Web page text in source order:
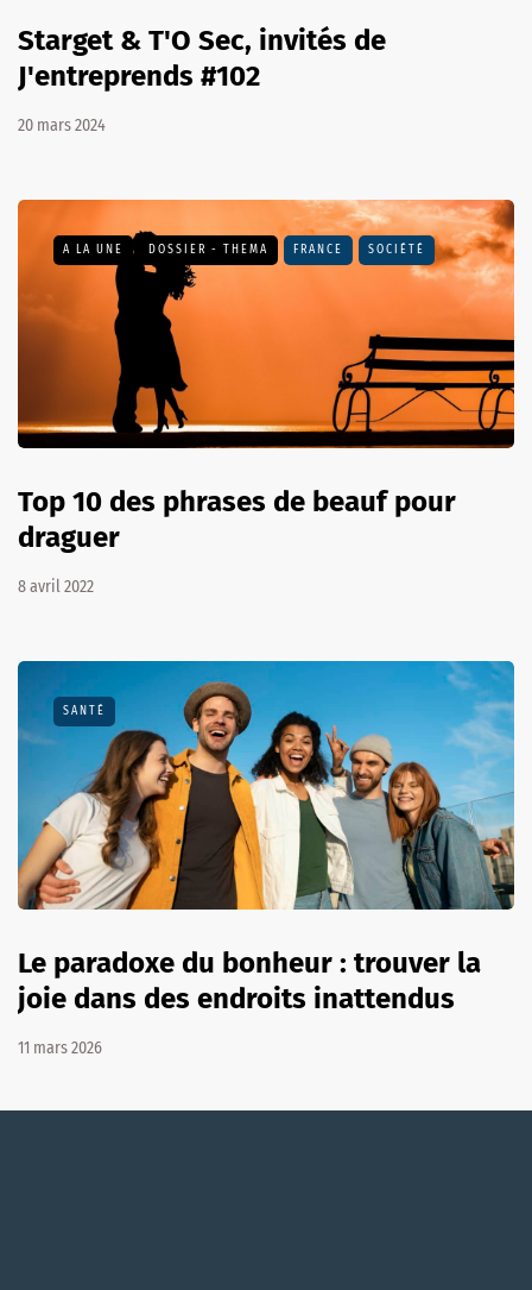
Starget & T'O Sec, invités de
J'entreprends #102
20 mars 2024
A LA UNE DOSSIER - THEMA FRANCE SOCIÉTÉ
Top 10 des phrases de beauf pour
draguer
8 avril 2022
SANTÉ
Le paradoxe du bonheur : trouver la
joie dans des endroits inattendus
11 mars 2026